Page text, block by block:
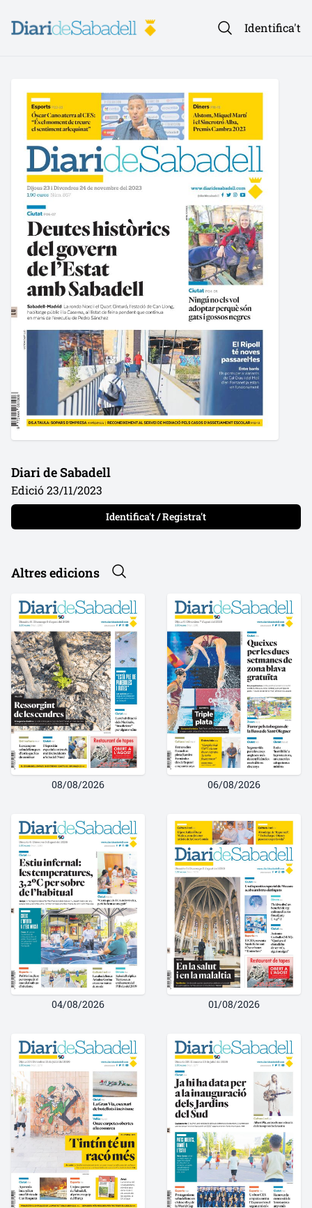
Identifica't
Diari de Sabadell
Edició 23/11/2023
Identifica't / Registra't
Altres edicions
08/08/2026 06/08/2026
04/08/2026 01/08/2026